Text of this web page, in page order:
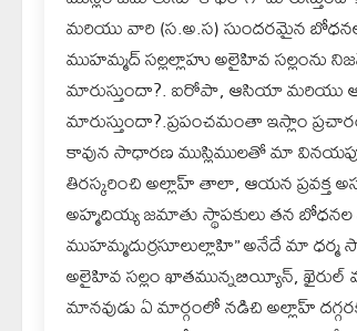
మరియు వారి (స.అ.స) సుందరమైన
ముహమ్మద్ సల్లల్లాహు అలైహివ సల్లంను
మారుస్తుందా?. ఐరోపా, ఆసియా మరియు
మారుస్తుందా?.ప్రపంచమంతా ఇస్లాం
కావున సాధారణ ముస్లిములతో మా
తిరస్కరించి అల్లాహ్ తాలా, ఆయన ప్రవక్త
అహ్మదియ్య జమాతు స్థాపకులు తన
ముహమ్మదుర్రసూలుల్లాహి” అనేదే మా
అలైహివ సల్లం ఖాతమున్నబియ్యీన్, ఖైరుల్
మానవుడు ఏ మార్గంలో నడిచి అల్లాహ్